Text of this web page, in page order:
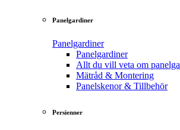
Panelgardiner
Panelgardiner
Panelgardiner
Allt du vill veta om
Mätråd & Montering
Panelskenor & Tillbehör
Persienner